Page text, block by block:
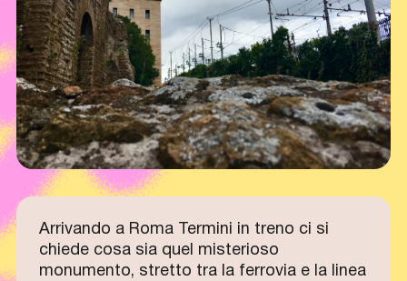
Arrivando a Roma Termini in treno ci si
chiede cosa sia quel misterioso
monumento, stretto tra la ferrovia e la linea